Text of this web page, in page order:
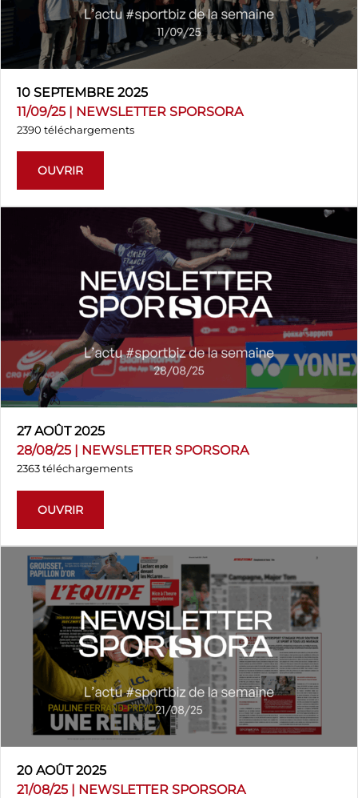
10 SEPTEMBRE 2025
11/09/25 | NEWSLETTER SPORSORA
2390 téléchargements
OUVRIR
27 AOÛT 2025
28/08/25 | NEWSLETTER SPORSORA
2363 téléchargements
OUVRIR
20 AOÛT 2025
21/08/25 | NEWSLETTER SPORSORA